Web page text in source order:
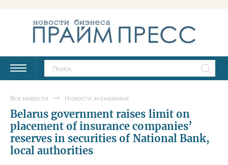
Все новости Новости экономики
Belarus government raises limit on
placement of insurance companies’
reserves in securities of National Bank,
local authorities